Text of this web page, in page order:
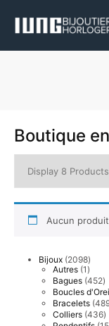
Boutique
Aucun
Bijoux 20982098
Autres 1 1
produit
Bagues 452
Boucles
Bracelets
Colliers 436